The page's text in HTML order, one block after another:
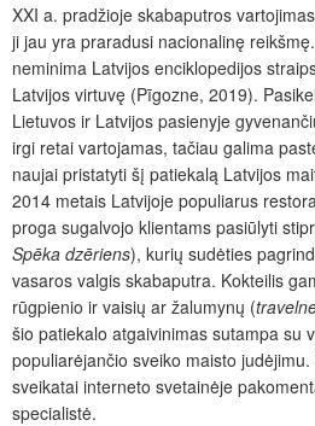
XXI a. pradžioje skabaputros
ji jau yra praradusi nacionalinę
neminima Latvijos enciklopedijos
Latvijos virtuvę (Pīgozne, 2019).
Lietuvos ir Latvijos pasienyje
irgi retai vartojamas, tačiau galima
naujai pristatyti šį patiekalą Latvijos
2014 metais Latvijoje populiarus
proga sugalvojo klientams pasiūlyti
Spēka dzēriens), kurių sudėties
vasaros valgis skabaputra. Kokteilis
rūgpienio ir vaisių ar žalumynų (
šio patiekalo atgaivinimas sutampa su
populiarėjančio sveiko maisto
sveikatai interneto svetainėje
specialistė.